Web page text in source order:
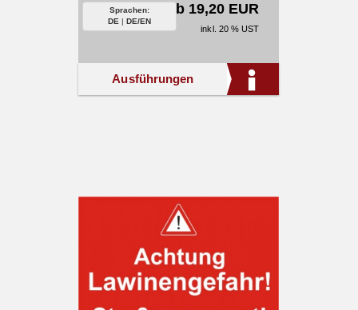
Sprachen:
DE | DE/EN
ab 19,20 EUR
inkl. 20 % UST
Ausführungen